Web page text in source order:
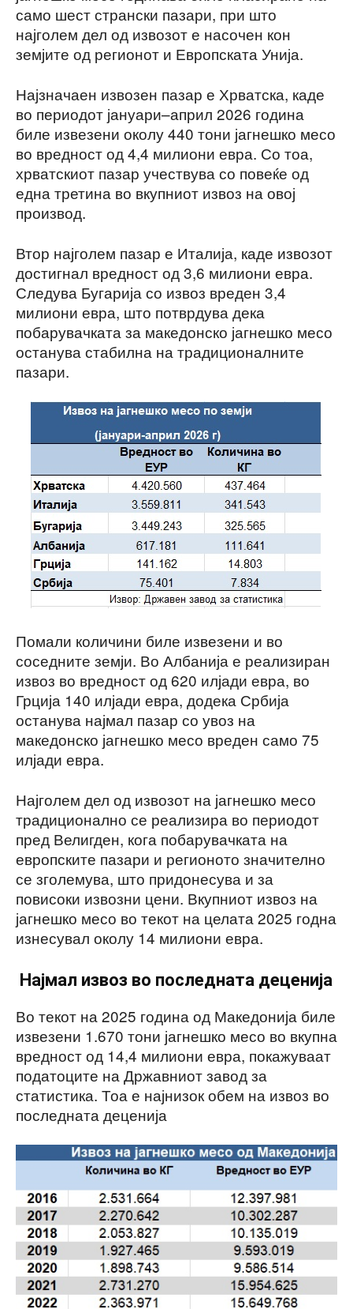
само шест странски пазари, при што
најголем дел од извозот е насочен кон
земјите од регионот и Европската Унија.
Најзначаен извозен пазар е Хрватска, каде
во периодот јануари–април 2026 година
биле извезени околу 440 тони јагнешко месо
во вредност од 4,4 милиони евра. Со тоа,
хрватскиот пазар учествува со повеќе од
една третина во вкупниот извоз на овој
производ.
Втор најголем пазар е Италија, каде извозот
достигнал вредност од 3,6 милиони евра.
Следува Бугарија со извоз вреден 3,4
милиони евра, што потврдува дека
побарувачката за македонско јагнешко месо
останува стабилна на традиционалните
пазари.
Помали количини биле извезени и во
соседните земји. Во Албанија е реализиран
извоз во вредност од 620 илјади евра, во
Грција 140 илјади евра, додека Србија
останува најмал пазар со увоз на
македонско јагнешко месо вреден само 75
илјади евра.
Најголем дел од извозот на јагнешко месо
традиционално се реализира во периодот
пред Велигден, кога побарувачката на
европските пазари и регионото значително
се зголемува, што придонесува и за
повисоки извозни цени. Вкупниот извоз на
јагнешко месо во текот на целата 2025 годна
изнесувал околу 14 милиони евра.
Најмал извоз во последната деценија
Во текот на 2025 година од Македонија биле
извезени 1.670 тони јагнешко месо во вкупна
вредност од 14,4 милиони евра, покажуваат
податоците на Државниот завод за
статистика. Тоа е најнизок обем на извоз во
последната деценија